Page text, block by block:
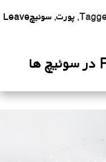
, پورت, سوئیچLeave